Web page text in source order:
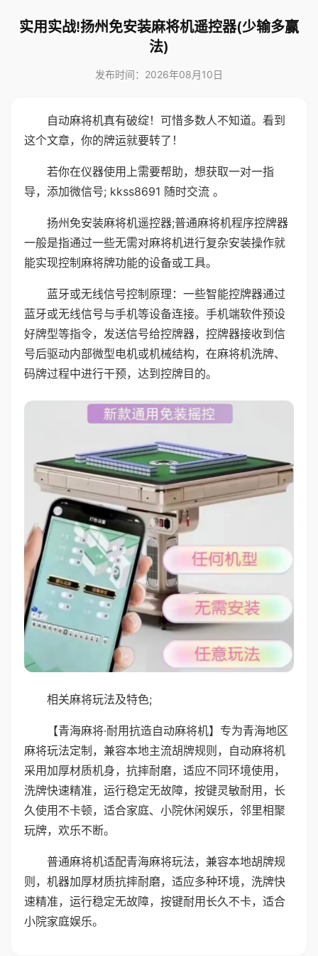
实用实战!扬州免安装麻将机遥控器(少输多赢
法)
发布时间：2026年08月10日
自动麻将机真有破绽！可惜多数人不知道。看到
这个文章，你的牌运就要转了！
若你在仪器使用上需要帮助，想获取一对一指
导，添加微信号; kkss8691 随时交流 。
扬州免安装麻将机遥控器;普通麻将机程序控牌器
一般是指通过一些无需对麻将机进行复杂安装操作就
能实现控制麻将牌功能的设备或工具。
蓝牙或无线信号控制原理：一些智能控牌器通过
蓝牙或无线信号与手机等设备连接。手机端软件预设
好牌型等指令，发送信号给控牌器，控牌器接收到信
号后驱动内部微型电机或机械结构，在麻将机洗牌、
码牌过程中进行干预，达到控牌目的。
相关麻将玩法及特色;
【青海麻将·耐用抗造自动麻将机】专为青海地区
麻将玩法定制，兼容本地主流胡牌规则，自动麻将机
采用加厚材质机身，抗摔耐磨，适应不同环境使用，
洗牌快速精准，运行稳定无故障，按键灵敏耐用，长
久使用不卡顿，适合家庭、小院休闲娱乐，邻里相聚
玩牌，欢乐不断。
普通麻将机适配青海麻将玩法，兼容本地胡牌规
则，机器加厚材质抗摔耐磨，适应多种环境，洗牌快
速精准，运行稳定无故障，按键耐用长久不卡，适合
小院家庭娱乐。